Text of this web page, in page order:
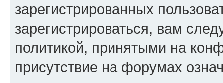
зарегистрированных
зарегистрироваться, вам
политикой, принятыми на
присутствие на форумах